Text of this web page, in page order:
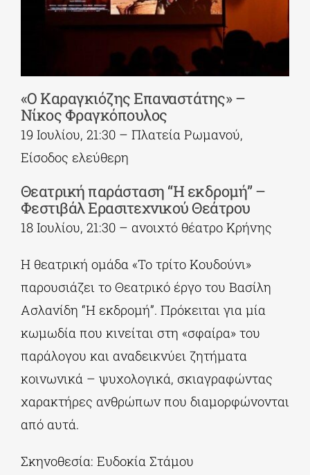
«Ο Καραγκιόζης Επαναστάτης» –
Νίκος Φραγκόπουλος
19 Ιουλίου, 21:30 – Πλατεία Ρωμανού,
Είσοδος ελεύθερη
Θεατρική παράσταση “Η εκδρομή” –
Φεστιβάλ Ερασιτεχνικού Θεάτρου
18 Ιουλίου, 21:30 – ανοιχτό θέατρο Κρήνης
Η θεατρική ομάδα «Το τρίτο Κουδούνι»
παρουσιάζει το Θεατρικό έργο του Βασίλη
Ασλανίδη “Η εκδρομή”. Πρόκειται για μία
κωμωδία που κινείται στη «σφαίρα» του
παράλογου και αναδεικνύει ζητήματα
κοινωνικά – ψυχολογικά, σκιαγραφώντας
χαρακτήρες ανθρώπων που διαμορφώνονται
από αυτά.
Σκηνοθεσία: Ευδοκία Στάμου